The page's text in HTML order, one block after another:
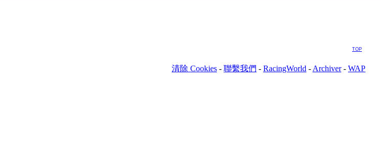
TOP
清除 Cookies - 聯繫我們 - RacingWorld - Archiver- WAP